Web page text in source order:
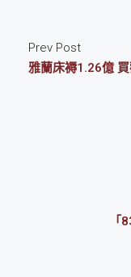
Prev Post
雅蘭床褥1.26億
「